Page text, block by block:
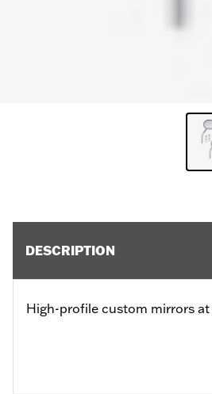
DESCRIPTION
High-profile custom mirrors at